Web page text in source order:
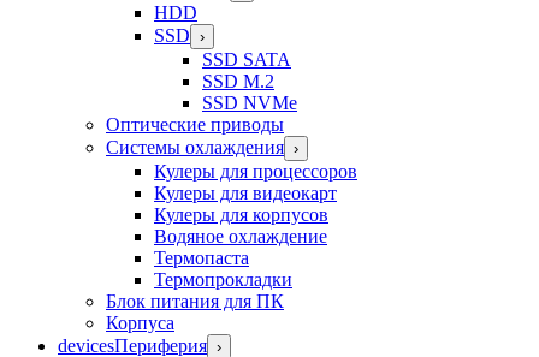
HDD
SSD ›
SSD SATA
SSD M.2
SSD NVMe
Оптические приводы
Системы охлаждения ›
Кулеры для процессоров
Кулеры для видеокарт
Кулеры для корпусов
Водяное охлаждение
Термопаста
Термопрокладки
Блок питания для ПК
Корпуса
devicesПериферия ›